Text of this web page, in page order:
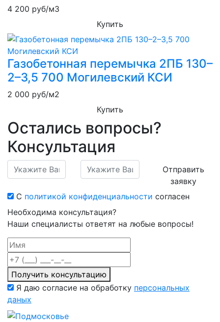
4 200 руб/м3
Купить
Газобетонная перемычка 2ПБ 130–
2–3,5 700 Могилевский КСИ
2 000 руб/м2
Купить
Остались вопросы?
Консультация
Отправить
заявку
С политикой конфиденциальности согласен
Необходима консультация?
Наши специалисты ответят на любые вопросы!
Получить консультацию
Я даю согласие на обработку персональных
даных